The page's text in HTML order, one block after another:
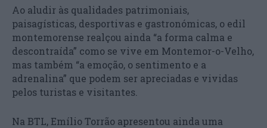
Ao aludir às qualidades patrimoniais,
paisagísticas, desportivas e gastronómicas, o edil
montemorense realçou ainda “a forma calma e
descontraída” como se vive em Montemor-o-Velho,
mas também “a emoção, o sentimento e a
adrenalina” que podem ser apreciadas e vividas
pelos turistas e visitantes.
Na BTL, Emílio Torrão apresentou ainda uma